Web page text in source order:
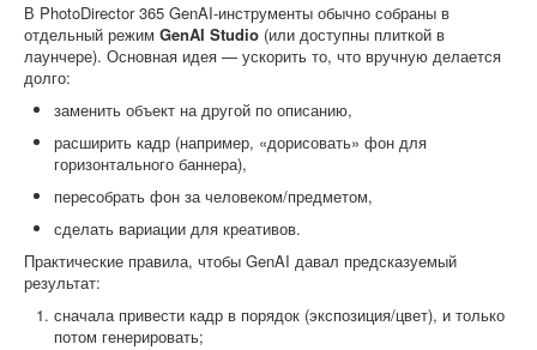
В PhotoDirector 365 GenAI-инструменты обычно собраны в
отдельный режим GenAI Studio (или доступны плиткой в
лаунчере). Основная идея — ускорить то, что вручную делается
долго:
заменить объект на другой по описанию,
расширить кадр (например, «дорисовать» фон для
горизонтального баннера),
пересобрать фон за человеком/предметом,
сделать вариации для креативов.
Практические правила, чтобы GenAI давал предсказуемый
результат:
сначала привести кадр в порядок (экспозиция/цвет), и только
потом генерировать;